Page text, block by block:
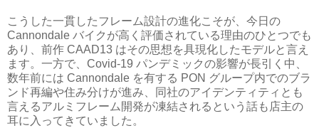
こうした一貫したフレーム設計の進化こそが、今日の
Cannondale バイクが高く評価されている理由のひとつでも
あり、前作 CAAD13 はその思想を具現化したモデルと言え
ます。一方で、Covid-19 パンデミックの影響が長引く中、
数年前には Cannondale を有する PON グループ内でのブラ
ンド再編や住み分けが進み、同社のアイデンティティとも
言えるアルミフレーム開発が凍結されるという話も店主の
耳に入ってきていました。